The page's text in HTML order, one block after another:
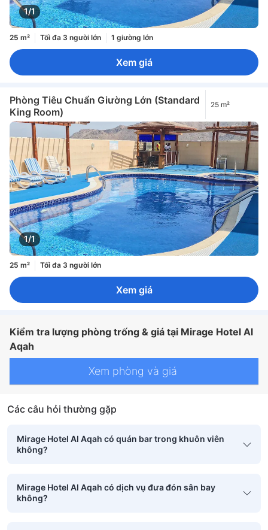
1/1
25 m² Tối đa 3 người lớn 1 giường lớn
Xem giá
Phòng Tiêu Chuẩn Giường Lớn (Standard
King Room)
25 m²
1/1
25 m² Tối đa 3 người lớn
Xem giá
Kiểm tra lượng phòng trống & giá tại Mirage Hotel Al
Aqah
Xem phòng và giá
Các câu hỏi thường gặp
Mirage Hotel Al Aqah có quán bar trong khuôn viên
không?
Mirage Hotel Al Aqah có dịch vụ đưa đón sân bay
không?